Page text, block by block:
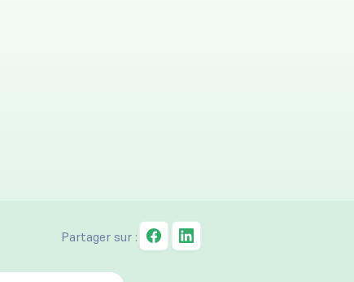
Partager sur :